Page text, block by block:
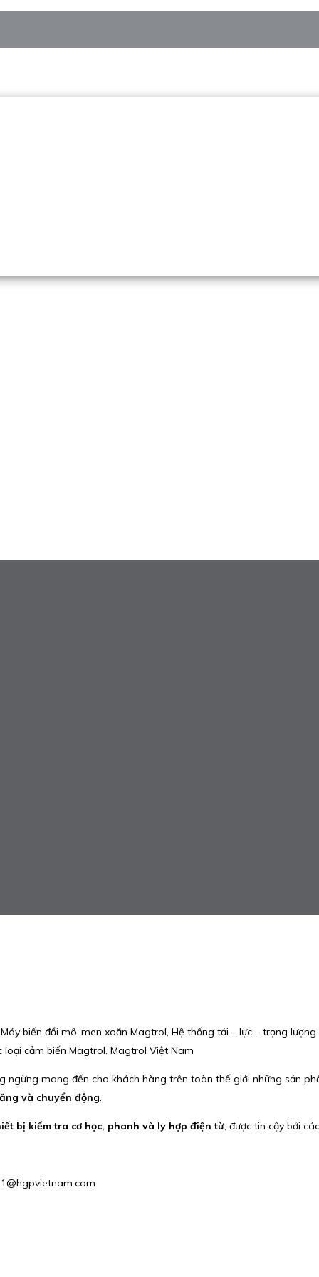
biến đổi mô-men xoắn Magtrol, Hệ thống tải – lực – trọng
cảm biến Magtrol. Magtrol Việt Nam
ngừng mang đến cho khách hàng trên toàn thế giới những sản
và chuyển động
bị kiểm tra cơ học, phanh và ly hợp điện từ , được tin cậy bởi